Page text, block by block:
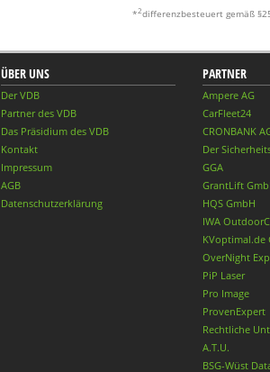
*2differenzbesteuert gemäß
ÜBER UNS
Der VDB
Partner des VDB
Das Präsidium des VDB
Kontakt
Impressum
AGB
Datenschutzerklärung
PARTNER
Ampere AG
CarFleet24
CRONBANK
Der
GGA
GrantLift
HQS GmbH
IWA
KVoptimal.de
OverNight
PiP Laser
Pro Image
ProvenExpert
Rechtliche
A.T.U.
BSG-Wüst